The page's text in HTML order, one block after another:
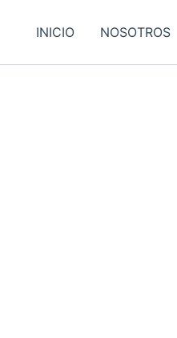
INICIO NOSOTROS